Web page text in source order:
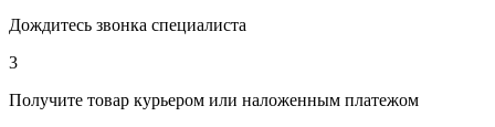
Дождитесь звонка специалиста
3
Получите товар курьером или наложенным платежом